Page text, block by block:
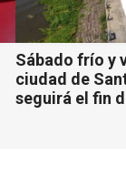
Sábado frío y
ciudad de
seguirá el fin